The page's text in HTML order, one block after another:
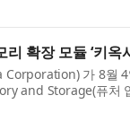
확장 모듈 ‘키옥
가 8월
and Storage(퓨처
Exp...